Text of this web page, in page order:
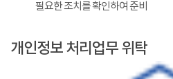
필요한 조치를 확인하여 준비
개인정보 처리업무 위탁